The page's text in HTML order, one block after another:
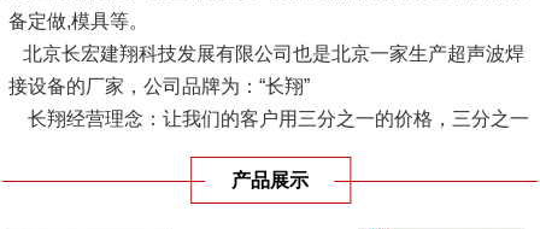
备定做,模具等。
北京长宏建翔科技发展有限公司也是北京一家生产超声波焊
接设备的厂家，公司品牌为：“长翔”
长翔经营理念：让我们的客户用三分之一的价格，三分之一
业结成互利联盟，共同...
[查看详情]
产品展示